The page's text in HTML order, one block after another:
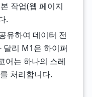
작업(웹 페이지
.
유하여 데이터 전
달리 M1은 하이퍼
어는 하나의 스레
처리합니다.